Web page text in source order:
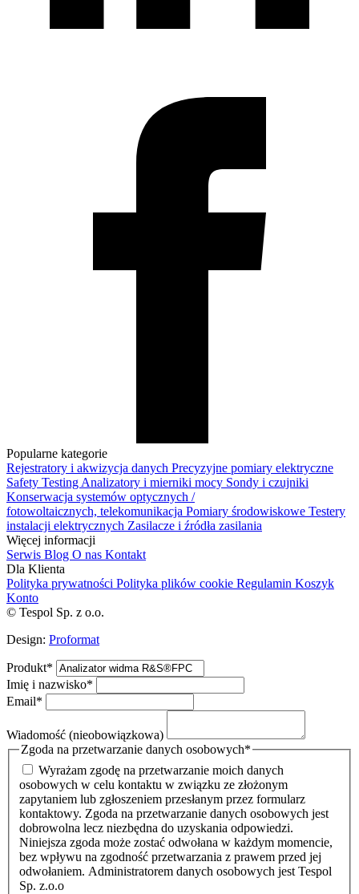
Popularne kategorie
Rejestratory i akwizycja danych Precyzyjne pomiary elektryczne
Safety TestingAnalizatory i mierniki mocy Sondy i czujniki
Konserwacja systemów optycznych /
fotowoltaicznych, telekomunikacja Pomiary środowiskowe Testery
instalacji elektrycznych Zasilacze i źródła zasilania
Więcej informacji
Serwis Blog O nas Kontakt
Dla Klienta
Polityka prywatności Polityka plików cookie Regulamin Koszyk
Konto
© Tespol Sp. z o.o.
Design: Proformat
Produkt*
Imię i nazwisko*
Email*
Wiadomość (nieobowiązkowa)
Zgoda na przetwarzanie danych osobowych*
Wyrażam zgodę na przetwarzanie moich danych
osobowych w celu kontaktu w związku ze złożonym
zapytaniem lub zgłoszeniem przesłanym przez formularz
kontaktowy. Zgoda na przetwarzanie danych osobowych jest
dobrowolna lecz niezbędna do uzyskania odpowiedzi.
Niniejsza zgoda może zostać odwołana w każdym momencie,
bez wpływu na zgodność przetwarzania z prawem przed jej
odwołaniem. Administratorem danych osobowych jest Tespol
Sp. z.o.o